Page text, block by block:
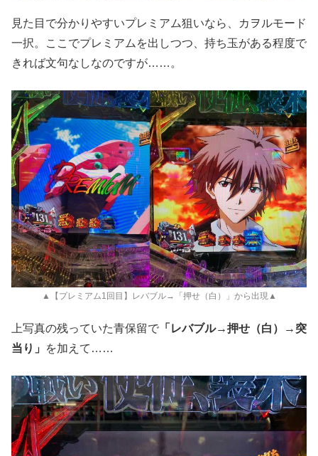
見た目で分かりやすいプレミアム狙いなら、カヲルモード
一択。ここでプレミアムを出しつつ、持ち玉がある程度で
きれば文句なしなのですが……。
▲【プレミアム1回目】レバブル→「押せ（白）」から出現▲
上写真の残っていた青保留で 「レバブル→押せ（白）→突
当り」
を加えて……